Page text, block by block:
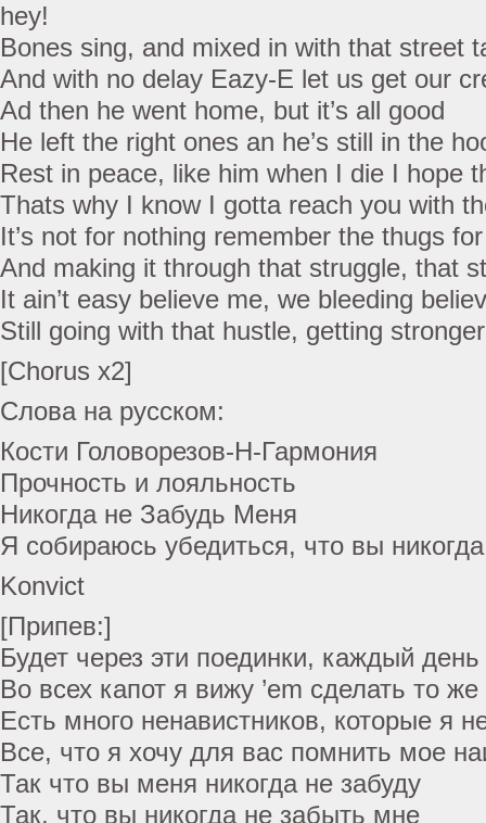
hey!
Bones sing, and mixed in with that street
And with no delay Eazy-E let us get our
Ad then he went home, but it’s all good
He left the right ones an he’s still in the
Rest in peace, like him when I die I hope
Thats why I know I gotta reach you with
It’s not for nothing remember the thugs
And making it through that struggle, that
It ain’t easy believe me, we bleeding
Still going with that hustle, getting
[Chorus x2]
Слова на русском:
Кости Головорезов-Н-Гармония
Прочность и лояльность
Никогда не Забудь Меня
Я собираюсь убедиться, что вы
Konvict
[Припев:]
Будет через эти поединки, каждый
Во всех капот я вижу ’em сделать то
Есть много ненавистников, которые я
Все, что я хочу для вас помнить мое
Так что вы меня никогда не забуду
Так, что вы никогда не забыть мне